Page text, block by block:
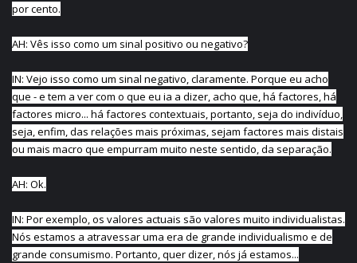
por cento.
AH: Vês isso como um sinal positivo ou negativo?
IN: Vejo isso como um sinal negativo, claramente. Porque eu acho
que - e tem a ver com o que eu ia a dizer, acho que, há factores, há
factores micro... há factores contextuais, portanto, seja do indivíduo,
seja, enfim, das relações mais próximas, sejam factores mais distais
ou mais macro que empurram muito neste sentido, da separação.
AH: Ok.
IN: Por exemplo, os valores actuais são valores muito individualistas.
Nós estamos a atravessar uma era de grande individualismo e de
grande consumismo. Portanto, quer dizer, nós já estamos...